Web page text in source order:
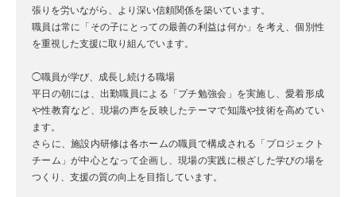
張りを労いながら、より深い信頼関係を築いています。
職員は常に「その子にとっての最善の利益は何か」を考え、個別性
を重視した支援に取り組んでいます。
◯職員が学び、成長し続ける職場
平日の朝には、出勤職員による「プチ勉強会」を実施し、愛着形成
や性教育など、現場の声を反映したテーマで知識や技術を高めてい
ます。
さらに、施設内研修は各ホームの職員で構成される「プロジェクト
チーム」が中心となって企画し、現場の実践に根ざした学びの場を
つくり、支援の質の向上を目指しています。